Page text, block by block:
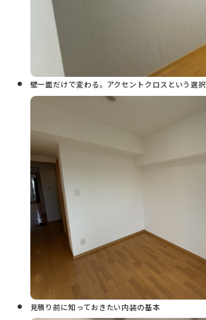
壁一面だけで変わる。アクセントクロスという選択
見積り前に知っておきたい内装の基本